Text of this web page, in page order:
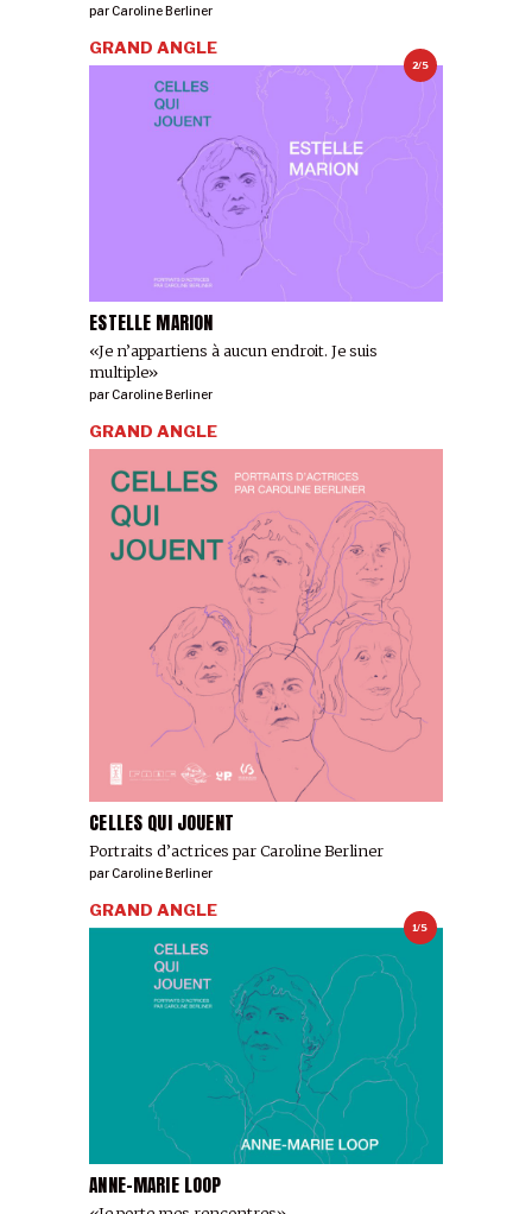
parCaroline Berliner
2/5
ESTELLE MARION
«Je n’appartiens à aucun endroit. Je suis
multiple»
GRAND ANGLE
parCaroline Berliner
CELLES QUI JOUENT
Portraits d’actrices par Caroline Berliner
GRAND ANGLE
parCaroline Berliner
1/5
ANNE-MARIE LOOP
GRAND ANGLE